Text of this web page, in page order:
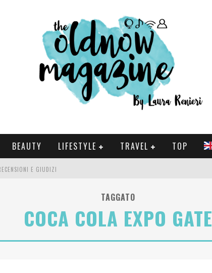
BEAUTY LIFESTYLE TRAVEL TOP
E GIUDIZI
TAGGATO
COCA COLA EXPO GATE